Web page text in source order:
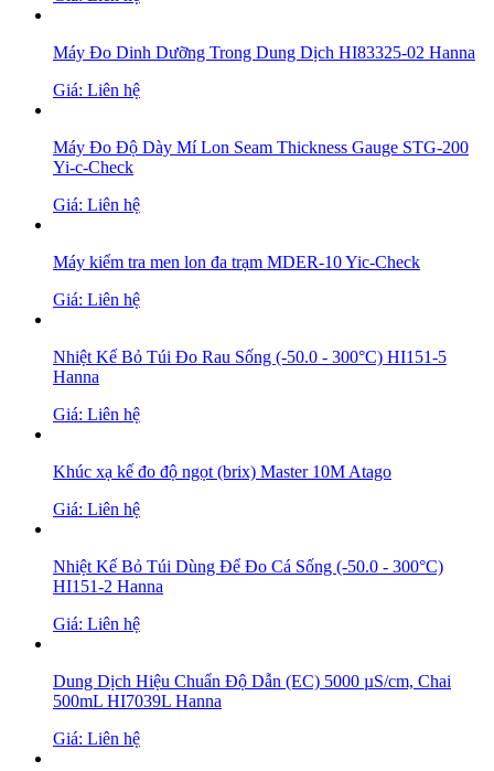
Máy Đo Dinh Dưỡng Trong Dung Dịch HI83325-02 Hanna
Giá: Liên hệ
Máy Đo Độ Dày Mí Lon Seam Thickness Gauge STG-200
Yi-c-Check
Giá: Liên hệ
Máy kiểm tra men lon đa trạm MDER-10 Yic-Check
Giá: Liên hệ
Nhiệt Kế Bỏ Túi Đo Rau Sống (-50.0 - 300°C) HI151-5
Hanna
Giá: Liên hệ
Khúc xạ kế đo độ ngọt (brix) Master 10M Atago
Giá: Liên hệ
Nhiệt Kế Bỏ Túi Dùng Để Đo Cá Sống (-50.0 - 300°C)
HI151-2 Hanna
Giá: Liên hệ
Dung Dịch Hiệu Chuẩn Độ Dẫn (EC) 5000 µS/cm, Chai
500mL HI7039L Hanna
Giá: Liên hệ